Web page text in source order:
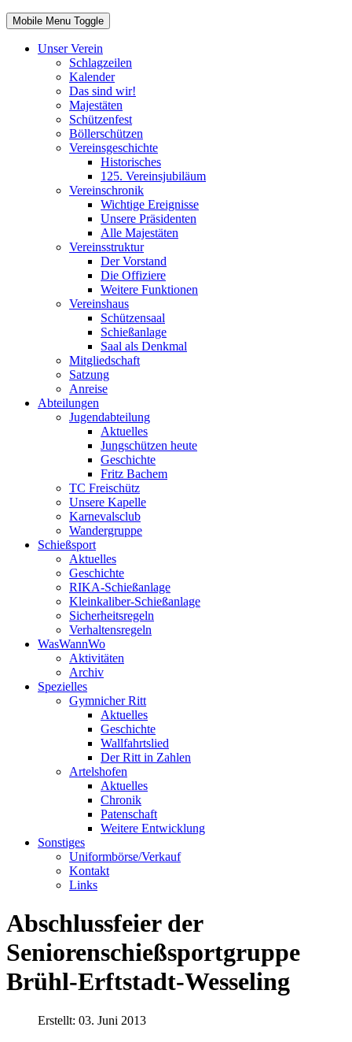
Mobile Menu Toggle
Unser Verein
Schlagzeilen
Kalender
Das sind wir!
Majestäten
Schützenfest
Böllerschützen
Vereinsgeschichte
Historisches
125. Vereinsjubiläum
Vereinschronik
Wichtige Ereignisse
Unsere Präsidenten
Alle Majestäten
Vereinsstruktur
Der Vorstand
Die Offiziere
Weitere Funktionen
Vereinshaus
Schützensaal
Schießanlage
Saal als Denkmal
Mitgliedschaft
Satzung
Anreise
Abteilungen
Jugendabteilung
Aktuelles
Jungschützen heute
Geschichte
Fritz Bachem
TC Freischütz
Unsere Kapelle
Karnevalsclub
Wandergruppe
Schießsport
Aktuelles
Geschichte
RIKA-Schießanlage
Kleinkaliber-Schießanlage
Sicherheitsregeln
Verhaltensregeln
WasWannWo
Aktivitäten
Archiv
Spezielles
Gymnicher Ritt
Aktuelles
Geschichte
Wallfahrtslied
Der Ritt in Zahlen
Artelshofen
Aktuelles
Chronik
Patenschaft
Weitere Entwicklung
Sonstiges
Uniformbörse/Verkauf
Kontakt
Links
Abschlussfeier der
Seniorenschießsportgruppe
Brühl-Erftstadt-Wesseling
Erstellt: 03. Juni 2013